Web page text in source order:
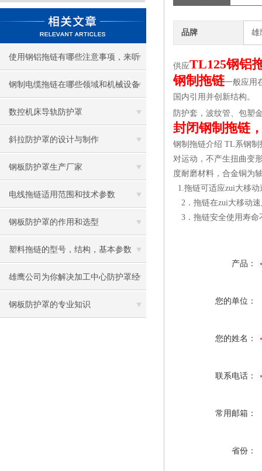
使用钢铝拖链有哪些注意事项，来听
听钢铝拖链厂家怎么说！
钢制电缆拖链在哪些领域和机械设备
中有广泛应用？
数控机床导轨防护罩
斜拉防护罩的设计与制作
钢板防护罩生产厂家
电线拖链适用范围和技术参数
钢板防护罩的作用和选型
塑料拖链的型号，结构，基本参数
雄鹰公司为你解决加工中心防护罩经
常脱节的问题
钢板防护罩的专业知识
品牌 雄
供应TL125钢铝
钢制拖链一般应用
国内引用并创新结构
防护套，波纹管、包
封闭钢制拖链
钢制拖链介绍 TL系钢制
对运动，不产生扭曲变
度耐磨材料，合金铜为
1.拖链可适应zui大移动
2 ．拖链在zui大移动
3 ．拖链安全使用寿命
产品：
您的单位：
您的姓名：
联系电话：
常用邮箱：
省份：